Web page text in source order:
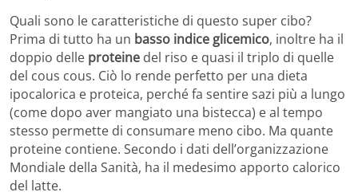
Quali sono le caratteristiche di questo super cibo?
Prima di tutto ha un basso indice glicemico, inoltre ha il
doppio delle proteine del riso e quasi il triplo di quelle
del cous cous. Ciò lo rende perfetto per una dieta
ipocalorica e proteica, perché fa sentire sazi più a lungo
(come dopo aver mangiato una bistecca) e al tempo
stesso permette di consumare meno cibo. Ma quante
proteine contiene. Secondo i dati dell’organizzazione
Mondiale della Sanità, ha il medesimo apporto calorico
del latte.